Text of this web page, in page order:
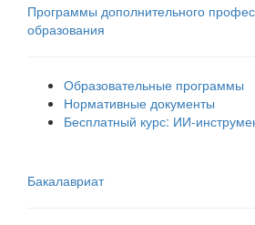
Программы дополнительного
образования
Образовательные программы
Нормативные документы
Бесплатный курс:
Бакалавриат